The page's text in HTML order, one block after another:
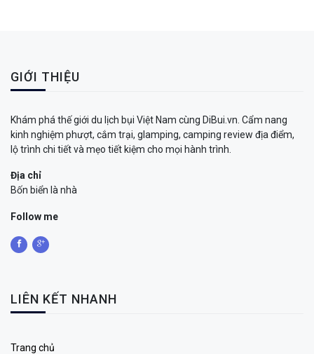
GIỚI THIỆU
Khám phá thế giới du lịch bụi Việt Nam cùng DiBui.vn. Cẩm nang
kinh nghiệm phượt, cắm trại, glamping, camping review địa điểm,
lộ trình chi tiết và mẹo tiết kiệm cho mọi hành trình.
Địa chỉ
Bốn biển là nhà
Follow me
LIÊN KẾT NHANH
Trang chủ